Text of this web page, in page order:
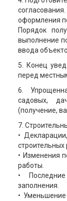
оформления
Порядок
выполнение
ввода
5. Конец
перед
6.
садовых,
(получение,
7.
•
строительных
• Изменения
работы.
•
заполнения.
•